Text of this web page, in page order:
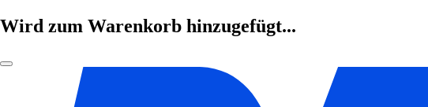
Wird zum Warenkorb hinzugefügt...